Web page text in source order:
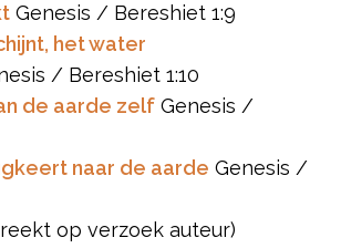
Genesis / Bereshiet 1:9
het water
/ Bereshiet 1:10
de aarde zelf Genesis /
naar de aarde Genesis /
op verzoek auteur)